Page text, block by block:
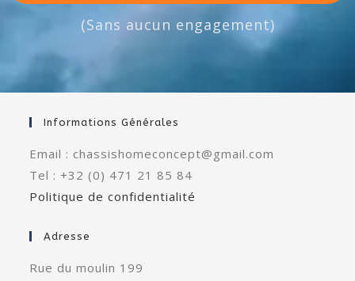
(Sans aucun engagement)
Informations Générales
Email : chassishomeconcept@gmail.com
Tel : +32 (0) 471 21 85 84
Politique de confidentialité
Adresse
Rue du moulin 199